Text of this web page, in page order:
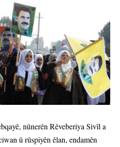
nûnerên Rêveberiya Sivîl a
û rûspiyên êlan, endamên